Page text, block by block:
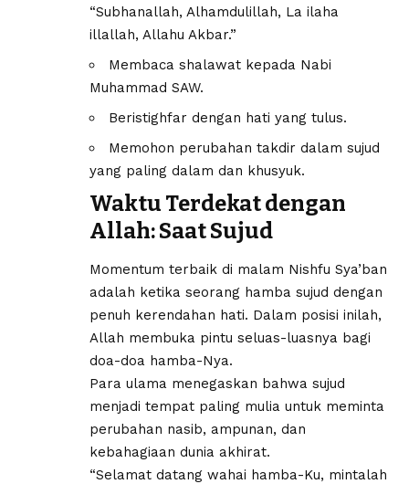
“Subhanallah, Alhamdulillah, La ilaha
illallah, Allahu Akbar.”
Membaca shalawat kepada Nabi
Muhammad SAW.
Beristighfar dengan hati yang tulus.
Memohon perubahan takdir dalam sujud
yang paling dalam dan khusyuk.
Waktu Terdekat dengan
Allah: Saat Sujud
Momentum terbaik di malam Nishfu Sya’ban
adalah ketika seorang hamba sujud dengan
penuh kerendahan hati. Dalam posisi inilah,
Allah membuka pintu seluas-luasnya bagi
doa-doa hamba-Nya.
Para ulama menegaskan bahwa sujud
menjadi tempat paling mulia untuk meminta
perubahan nasib, ampunan, dan
kebahagiaan dunia akhirat.
“Selamat datang wahai hamba-Ku, mintalah